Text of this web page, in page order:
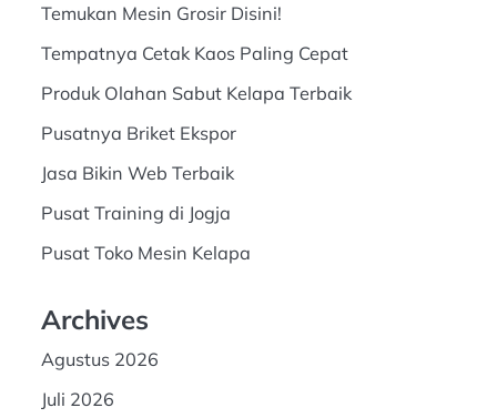
Temukan Mesin Grosir Disini!
Tempatnya Cetak Kaos Paling Cepat
Produk Olahan Sabut Kelapa Terbaik
Pusatnya Briket Ekspor
Jasa Bikin Web Terbaik
Pusat Training di Jogja
Pusat Toko Mesin Kelapa
Archives
Agustus 2026
Juli 2026